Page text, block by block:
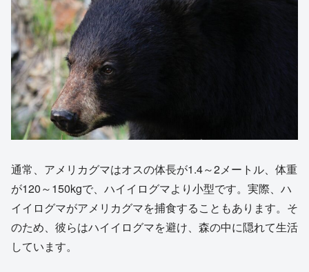
通常、アメリカグマはオスの体長が1.4～2メートル、体重
が120～150kgで、ハイイログマより小型です。実際、ハ
イイログマがアメリカグマを捕食することもあります。そ
のため、彼らはハイイログマを避け、森の中に隠れて生活
しています。